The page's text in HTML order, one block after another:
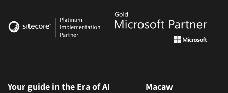
Your guide in the Era of AI Macaw